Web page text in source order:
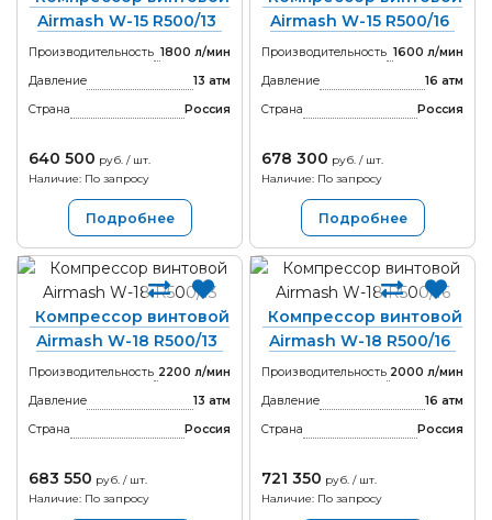
Airmash W-15 R500/13
Производительность 1800 л/мин
Давление
13 атм
Страна
Россия
640 500 руб. / шт.
Наличие: По запросу
Подробнее
Airmash W-15 R500/16
Производительность 1600 л/мин
Давление
16 атм
Страна
Россия
678 300 руб. / шт.
Наличие: По запросу
Подробнее
Компрессор винтовой
Airmash W-18 R500/13
Производительность 2200 л/мин
Давление
13 атм
Страна
Россия
683 550 руб. / шт.
Наличие: По запросу
Компрессор винтовой
Airmash W-18 R500/16
Производительность 2000 л/мин
Давление
16 атм
Страна
Россия
721 350 руб. / шт.
Наличие: По запросу